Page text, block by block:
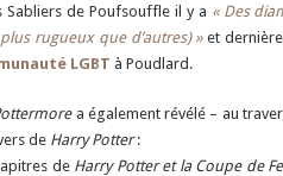
Sabliers de Poufsouffle il y a « Des
rugueux que d’autres) »et
LGBT à Poudlard.
a également révélé – au
de Harry Potter:
de Harry Potter et la Coupe de